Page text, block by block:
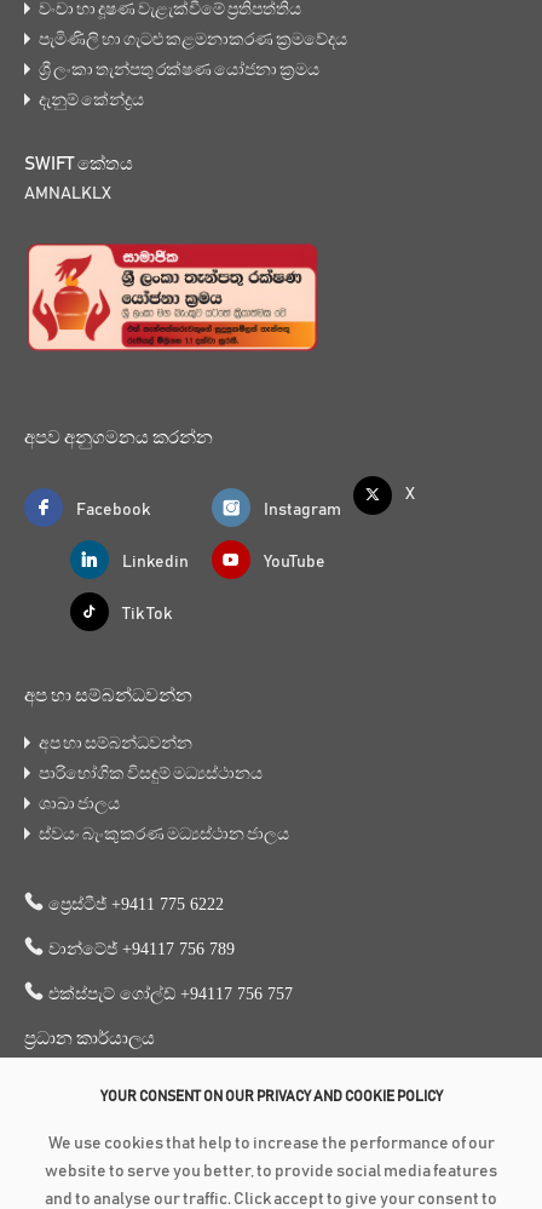
වංචා හා දූෂණ වැළැක්වීමේ ප්‍රතිපත්තිය
පැමිණිලි හා ගැටළු කළමනාකරණ ක්‍රමවේදය
ශ්‍රී ලංකා තැන්පතු රක්ෂණ යෝජනා ක්‍රමය
දැනුම් කේන්ද්‍රය
SWIFT කේතය
AMNALKLX
අපව අනුගමනය කරන්න
Facebook Instagram
X
Linkedin YouTube
Tik Tok
අප හා සම්බන්ධවන්න
අප හා සම්බන්ධවන්න
පාරිභෝගික විසඳුම් මධ්‍යස්ථානය
ශාඛා ජාලය
ස්වයං බැංකුකරණ මධ්‍යස්ථාන ජාලය
ප්‍රෙස්ටීජ් +9411 775 6222
වාන්ටේජ් +94117 756 789
එක්ස්පැට් ගෝල්ඩ් +94117 756 757
ප්‍රධාන කාර්යාලය
353, ගාලු පාර, කොළඹ 3
+94 112 574 419
YOUR CONSENT ON OUR PRIVACY AND COOKIE POLICY
We use cookies that help to increase the performance of our
website to serve you better, to provide social media features
and to analyse our traffic. Click accept to give your consent to